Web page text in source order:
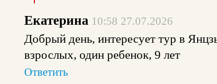
Екатерина 10:58 27.07.2026
Добрый день, интересует тур в
взрослых, один ребенок, 9 лет
Ответить